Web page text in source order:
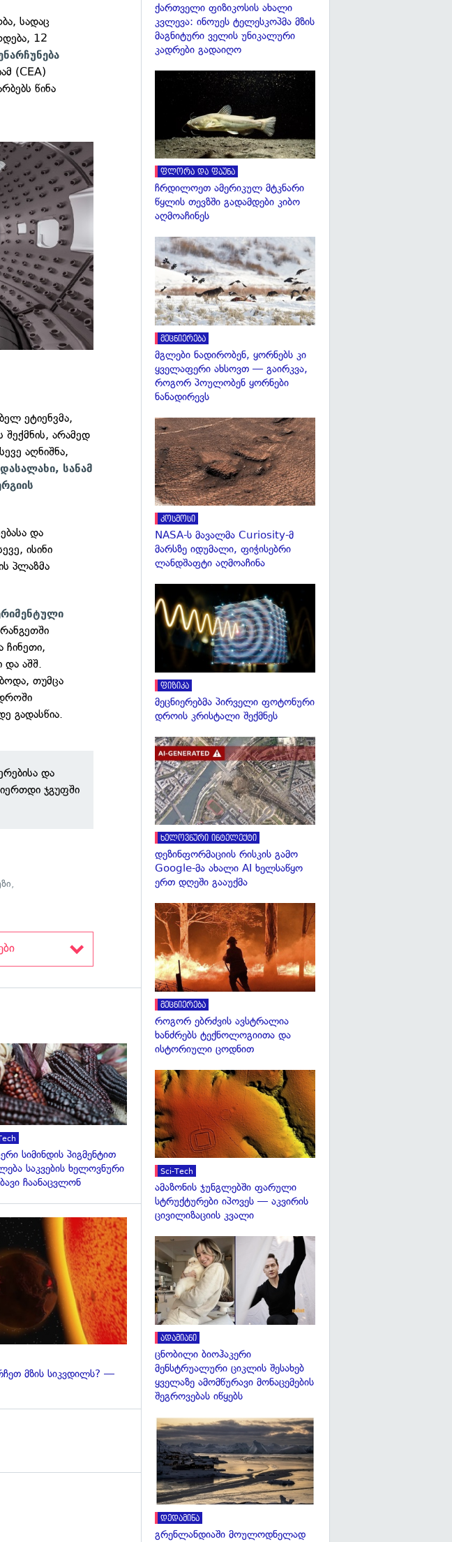
სადაც
12
(CEA)
წინა
ეტიენვმა,
არამედ
აღნიშნა,
სანამ
და
ისინი
პლაზმა
ჩინეთი,
აშშ.
თუმცა
გადასწია.
და
ჯგუფში
,
სიმინდის პიგმენტით
საკვების ხელოვნური
ჩაანაცვლონ
მზის სიკვდილს? —
ქართველი ფიზიკოსის ახალი
კვლევა: ინოუეს ტელესკოპმა მზის
მაგნიტური ველის უნიკალური
კადრები გადაიღო
ფლორა და ფაუნა
ჩრდილოეთ ამერიკულ მტკნარი
წყლის თევზში გადამდები კიბო
აღმოაჩინეს
მეცნიერება
მგლები ნადირობენ, ყორნებს კი
ყველაფერი ახსოვთ — გაირკვა,
როგორ პოულობენ ყორნები
ნანადირევს
კოსმოსი
NASA-ს მავალმა Curiosity-მ
მარსზე იდუმალი, ფიჭისებრი
ლანდშაფტი აღმოაჩინა
ფიზიკა
მეცნიერებმა პირველი ფოტონური
დროის კრისტალი შექმნეს
ხელოვნური ინტელექტი
დეზინფორმაციის რისკის გამო
Google-მა ახალი AI ხელსაწყო
ერთ დღეში გააუქმა
მეცნიერება
როგორ ებრძვის ავსტრალია
ხანძრებს ტექნოლოგიითა და
ისტორიული ცოდნით
Sci-Tech
ამაზონის ჯუნგლებში ფარული
სტრუქტურები იპოვეს — აკვირის
ცივილიზაციის კვალი
ადამიანი
ცნობილი ბიოჰაკერი
მენსტრუალური ციკლის შესახებ
ყველაზე ამომწურავი მონაცემების
შეგროვებას იწყებს
დედამიწა
გრენლანდიაში მოულოდნელად